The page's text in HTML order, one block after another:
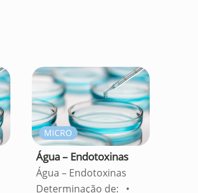
MICRO
Água – Endotoxinas
Água – Endotoxinas
Determinação de: •